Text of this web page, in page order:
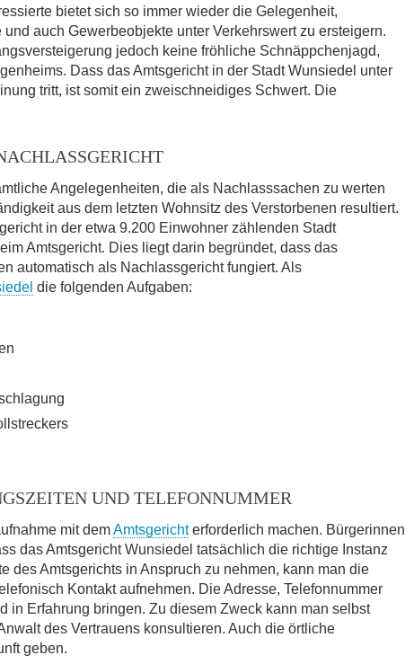
bietet sich so immer wieder die Gelegenheit,
auch Gewerbeobjekte unter Verkehrswert zu ersteigern.
jedoch keine fröhliche Schnäppchenjagd,
Dass das Amtsgericht in der Stadt Wunsiedel unter
tritt, ist somit ein zweischneidiges Schwert. Die
Angelegenheiten, die als Nachlasssachen zu werten
aus dem letzten Wohnsitz des Verstorbenen resultiert.
in der etwa 9.200 Einwohner zählenden Stadt
Amtsgericht. Dies liegt darin begründet, dass das
automatisch als Nachlassgericht fungiert. Als
die folgenden Aufgaben:
UND TELEFONNUMMER
mit demAmtsgerichterforderlich machen. Bürgerinnen
das Amtsgericht Wunsiedel tatsächlich die richtige Instanz
des Amtsgerichts in Anspruch zu nehmen, kann man die
Kontakt aufnehmen. Die Adresse, Telefonnummer
in Erfahrung bringen. Zu diesem Zweck kann man selbst
des Vertrauens konsultieren. Auch die örtliche
geben.